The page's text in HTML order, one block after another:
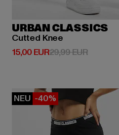
URBAN CLASSICS
Cutted Knee
15,00 EUR
Derzeitiger Preis: 15,00 EUR
29,99 EUR
NEU -40%